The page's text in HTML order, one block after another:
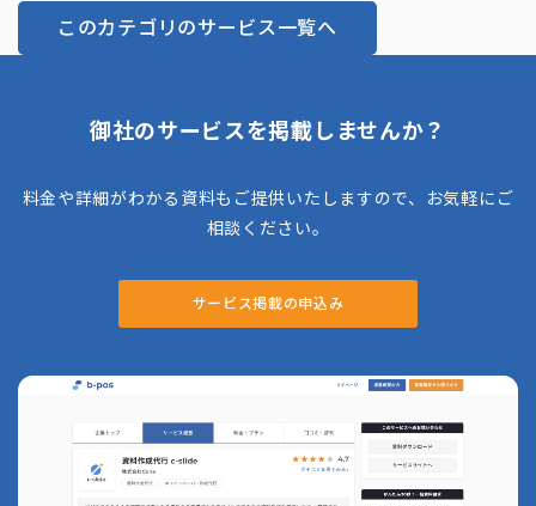
に、PR動画制作やPV制作、ライブ配信サポートなども手がけ
ており、音楽と映像を融合させたコンテンツ制作にも対応して
た新しいエンターテインメント体験を提供しています。
このカテゴリのサービス一覧へ
御社のサービスを掲載しませんか？
料金や詳細がわかる資料もご提供いたしますので、お気軽にご
相談ください。
サービス掲載の申込み